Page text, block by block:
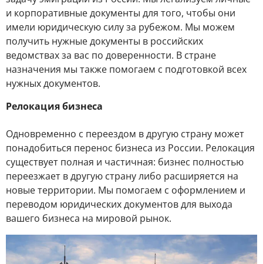
и корпоративные документы для того, чтобы они
имели юридическую силу за рубежом. Мы можем
получить нужные документы в российских
ведомствах за вас по доверенности. В стране
назначения мы также помогаем с подготовкой всех
нужных документов.
Релокация бизнеса
Одновременно с переездом в другую страну может
понадобиться перенос бизнеса из России. Релокация
существует полная и частичная: бизнес полностью
переезжает в другую страну либо расширяется на
новые территории. Мы помогаем с оформлением и
переводом юридических документов для выхода
вашего бизнеса на мировой рынок.